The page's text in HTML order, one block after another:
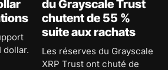
dollar.
du Grayscale Trust
chutent de 55 %
suite aux rachats
Les réserves du Grayscale
XRP Trust ont chuté de